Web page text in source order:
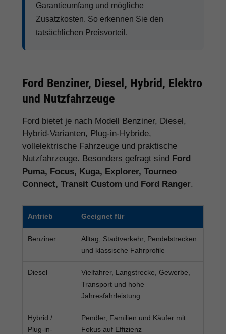
Garantieumfang und mögliche
Zusatzkosten. So erkennen Sie den
tatsächlichen Preisvorteil.
Ford Benziner, Diesel, Hybrid, Elektro
und Nutzfahrzeuge
Ford bietet je nach Modell Benziner, Diesel,
Hybrid-Varianten, Plug-in-Hybride,
vollelektrische Fahrzeuge und praktische
Nutzfahrzeuge. Besonders gefragt sind Ford
Puma, Focus, Kuga, Explorer, Tourneo
Connect, Transit Custom und Ford Ranger.
Antrieb Geeignet für
Benziner
Alltag, Stadtverkehr, Pendelstrecken
und klassische Fahrprofile
Diesel
Vielfahrer, Langstrecke, Gewerbe,
Transport und hohe
Jahresfahrleistung
Hybrid /
Plug-in-
Pendler, Familien und Käufer mit
Fokus auf Effizienz